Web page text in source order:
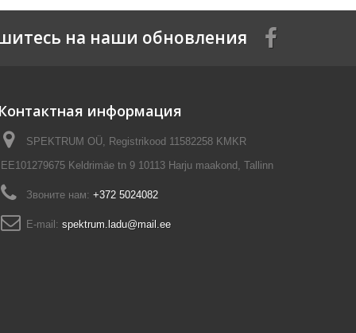
на наши обновления
Контактная информация
SPEKTRUM OÜ, Registrikood 11582258 KMKR
EE101279675 Keldrimäe tn 9 10113 Harju maakond, Tallinn
Звоните нам: +372 5024082
E-mail: spektrum.ladu@mail.ee